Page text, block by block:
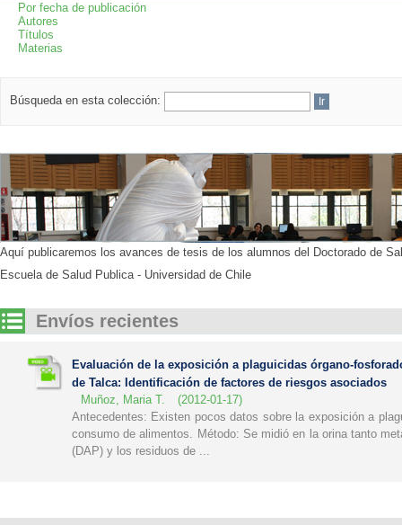
Por fecha de publicación
Autores
Títulos
Materias
Búsqueda en esta colección:
Aquí publicaremos los avances de tesis de los alumnos del Doctorado de
Escuela de Salud Publica - Universidad de Chile
Envíos recientes
Evaluación de la exposición a plaguicidas órgano-
de Talca: Identificación de factores de riesgos asociados
Muñoz, Maria T.
(2012-01-17)
Antecedentes: Existen pocos datos sobre la exposición a
consumo de alimentos. Método: Se midió en la orina tanto
(DAP) y los residuos de ...